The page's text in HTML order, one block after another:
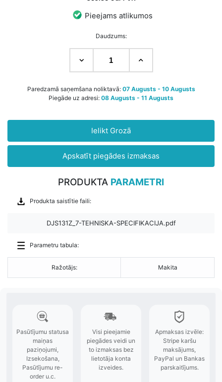
Pieejams atlikumos
Daudzums:
Paredzamā saņemšana noliktavā: 07 Augusts - 10 Augusts
Piegāde uz adresi: 08 Augusts - 11 Augusts
Ielikt Grozā
Apskatīt piegādes izmaksas
PRODUKTA PARAMETRI
Produkta saistītie faili:
DJS131Z_7-TEHNISKA-SPECIFIKACIJA.pdf
Parametru tabula:
Ražotājs: Makita